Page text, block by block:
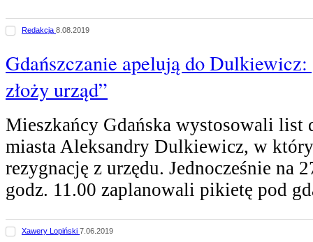
Redakcja 8.08.2019
Gdańszczanie apelują do
złoży urząd”
Mieszkańcy Gdańska wystosowali list
miasta Aleksandry Dulkiewicz, w
rezygnację z urzędu. Jednocześnie na
godz. 11.00 zaplanowali pikietę pod
Xawery Lopiński 7.06.2019